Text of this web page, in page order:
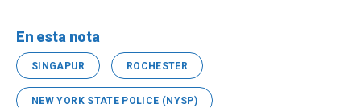
En esta nota
SINGAPUR ROCHESTER
NEW YORK STATE POLICE (NYSP)